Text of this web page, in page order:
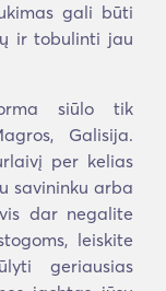
gali būti
ir tobulinti jau
siūlo tik
Galisija.
per kelias
savininku arba
dar negalite
leiskite
geriausias